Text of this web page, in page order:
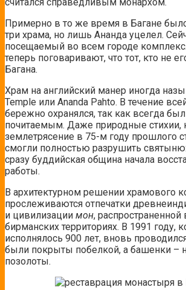
Примерно в то же время в Багане
три храма, но лишь Ананда уцелел.
посещаемый во всем городе
теперь поговаривают, что тот, кто не
Багана.
Храм на английский манер иногда
Temple или Ananda Pahto. В течение
бережно охранялся, так как всегда
почитаемым. Даже природные стихии,
землетрясение в 75-м году прошлого
смогли полностью разрушить
сразу буддийская община начала
работы.
В архитектурном решении храмового
прослеживаются отпечатки
и цивилизации мон, распространенной
бирманских территориях. В 1991 году,
исполнялось 900 лет, вновь
были покрыты побелкой, а башенки –
позолоты.